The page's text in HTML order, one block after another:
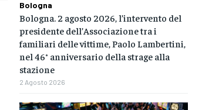
Bologna
Bologna. 2 agosto 2026, l’intervento del
presidente dell’Associazione tra i
familiari delle vittime, Paolo Lambertini,
nel 46° anniversario della strage alla
stazione
2 Agosto 2026